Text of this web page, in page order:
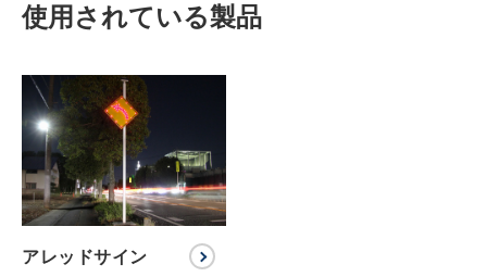
使用されている製品
アレッドサイン